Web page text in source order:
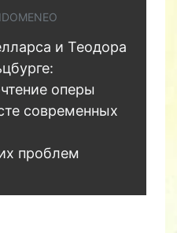
и Теодора
оперы
современных
проблем